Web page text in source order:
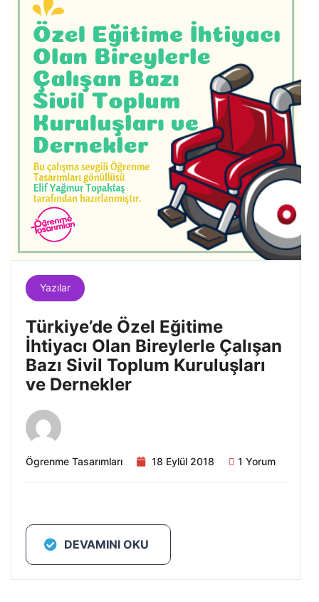
Yazılar
Türkiye’de Özel Eğitime
İhtiyacı Olan Bireylerle Çalışan
Bazı Sivil Toplum Kuruluşları
ve Dernekler
Ögrenme Tasarımları 18 Eylül 2018 1 Yorum
DEVAMINI OKU